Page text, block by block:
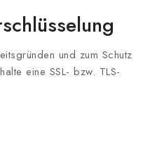
und zum Schutz
eine SSL- bzw. TLS-